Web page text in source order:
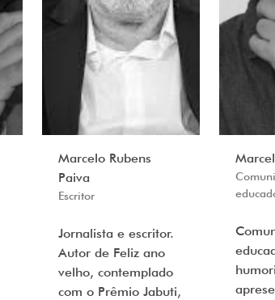
Marcelo Rubens
Paiva
Escritor
Jornalista e escritor.
Autor de Feliz ano
velho, contemplado
com o Prêmio Jabuti,